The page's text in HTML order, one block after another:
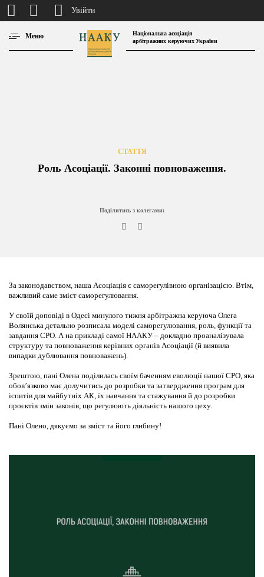
Меню
Національна асоціація
арбітражних керуючих України
СТАТТЯ
Роль Асоціації. Законні повноваження.
Поділитись з колегами:
За законодавством, наша Асоціація є саморегулівною організацією. Втім,
важливий саме зміст саморегулювання.
У своїй доповіді в Одесі минулого тижня арбітражна керуюча Олега
Волянська детально розписала моделі саморегулювання, роль, функції та
завдання СРО. А на прикладі самої НААКУ – докладно проаналізувала
структуру та повноваження керівних органів Асоціації (й виявила
випадки дублювання повноважень).
Зрештою, пані Олена поділилась своїм баченням еволюції нашої СРО, яка
обов’язково має долучитись до розробки та затвердження програм для
іспитів для майбутніх АК, їх навчання та стажування й до розробки
проєктів змін законів, що регулюють діяльність нашого цеху.
Пані Олено, дякуємо за зміст та його глибину!
Увійти